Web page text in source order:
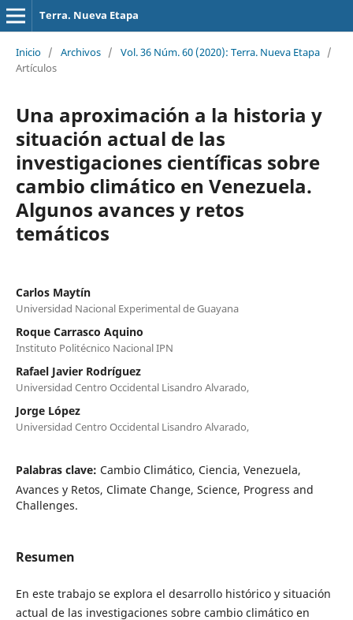
Terra. Nueva Etapa
Inicio / Archivos / Vol. 36 Núm. 60 (2020): Terra. Nueva Etapa /
Artículos
Una aproximación a la historia y
situación actual de las
investigaciones científicas sobre
cambio climático en Venezuela.
Algunos avances y retos
temáticos
Carlos Maytín
Universidad Nacional Experimental de Guayana
Roque Carrasco Aquino
Instituto Politécnico Nacional IPN
Rafael Javier Rodríguez
Universidad Centro Occidental Lisandro Alvarado,
Jorge López
Universidad Centro Occidental Lisandro Alvarado,
Palabras clave: Cambio Climático, Ciencia, Venezuela,
Avances y Retos, Climate Change, Science, Progress and
Challenges.
Resumen
En este trabajo se explora el desarrollo histórico y situación
actual de las investigaciones sobre cambio climático en